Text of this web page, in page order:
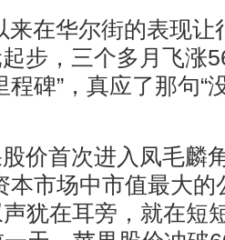
来在华尔街的表现让
步，三个多月飞涨
程碑”，真应了那句“
价首次进入凤毛麟
本市场中市值最大
犹在耳旁，就在短